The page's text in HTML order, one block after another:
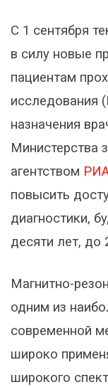
С 1 сентября
в силу новые
пациентам
исследования
назначения
Министерства
агентством
повысить
диагностики,
десяти лет, до
Магнитно-
одним из
современной
широко
широкого